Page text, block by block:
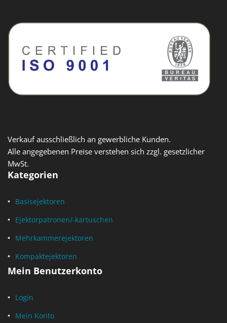
Verkauf ausschließlich an gewerbliche Kunden.
Alle angegebenen Preise verstehen sich zzgl. gesetzlicher
MwSt.
Kategorien
Basisejektoren
Ejektorpatronen/-kartuschen
Mehrkammerejektoren
Kompaktejektoren
Mein Benutzerkonto
Login
Mein Konto